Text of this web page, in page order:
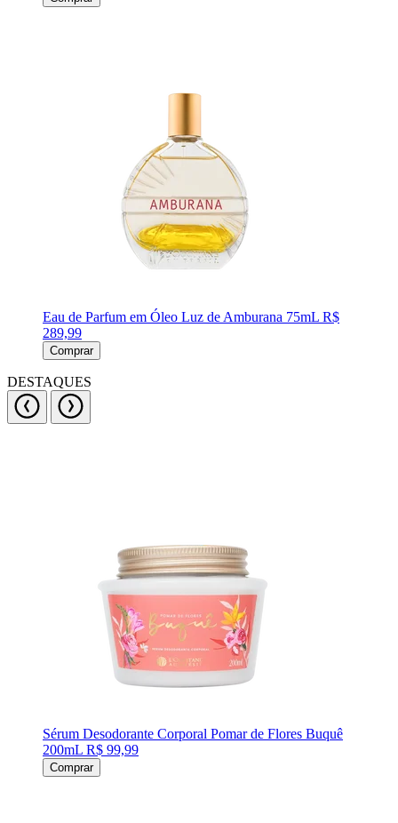
Eau de Parfum em Óleo Luz de Amburana 75mL R$
289,99
Comprar
DESTAQUES
Sérum Desodorante Corporal Pomar de Flores Buquê
200mL R$ 99,99
Comprar